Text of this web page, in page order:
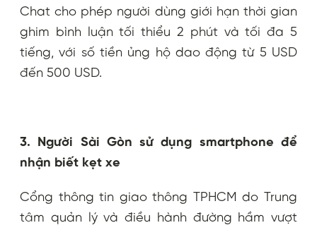
Chat cho phép người dùng giới hạn thời gian
ghim bình luận tối thiểu 2 phút và tối đa 5
tiếng, với số tiền ủng hộ dao động từ 5 USD
đến 500 USD.
3. Người Sài Gòn sử dụng smartphone để
nhận biết kẹt xe
Cổng thông tin giao thông TPHCM do Trung
tâm quản lý và điều hành đường hầm vượt